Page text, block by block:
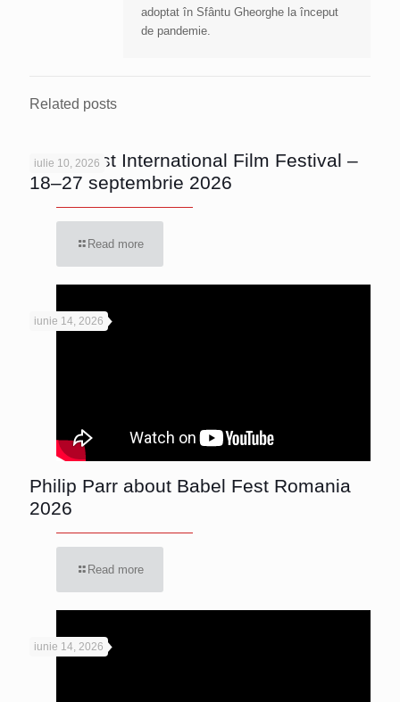
adoptat în Sfântu Gheorghe la început
de pandemie.
Related posts
iulie 10, 2026
Bucharest International Film Festival –
18–27 septembrie 2026
Read more
iunie 14, 2026
Philip Parr about Babel Fest Romania
2026
Read more
iunie 14, 2026